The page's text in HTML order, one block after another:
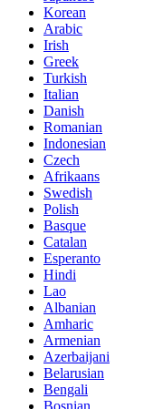
Korean
Arabic
Irish
Greek
Turkish
Italian
Danish
Romanian
Indonesian
Czech
Afrikaans
Swedish
Polish
Basque
Catalan
Esperanto
Hindi
Lao
Albanian
Amharic
Armenian
Azerbaijani
Belarusian
Bengali
Bosnian